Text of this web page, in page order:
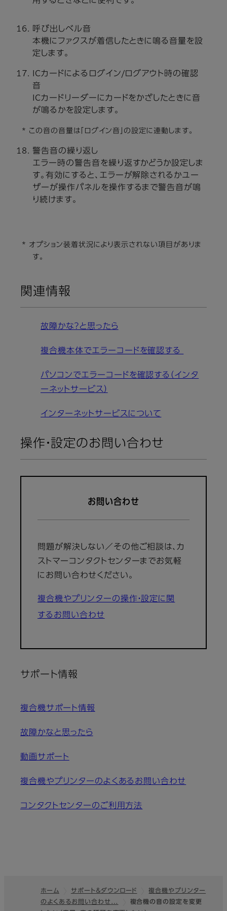
呼び出しベル音
本機にファクスが着信したときに鳴る音量を設
定します。
ICカードによるログイン/ログアウト時の確認
音
ICカードリーダーにカードをかざしたときに音
が鳴るかを設定します。
* この音の音量は「ログイン音」の設定に連動します。
警告音の繰り返し
エラー時の警告音を繰り返すかどうか設定しま
す。有効にすると、エラーが解除されるかユー
ザーが操作パネルを操作するまで警告音が鳴
り続けます。
* オプション装着状況により表示されない項目がありま
す。
関連情報
故障かな？と思ったら
複合機本体でエラーコードを確認する
パソコンでエラーコードを確認する（インタ
ーネットサービス）
インターネットサービスについて
操作・設定のお問い合わせ
お問い合わせ
問題が解決しない／その他ご相談は、カ
ストマーコンタクトセンターまでお気軽
にお問い合わせください。
複合機やプリンターの操作・設定に関
するお問い合わせ
サポート情報
複合機サポート情報
故障かなと思ったら
動画サポート
複合機やプリンターのよくあるお問い合わせ
コンタクトセンターのご利用方法
フッター
ホーム サポート＆ダウンロード
複合機やプリンター
のよくあるお問い合わせ…
複合機の音の設定を変更